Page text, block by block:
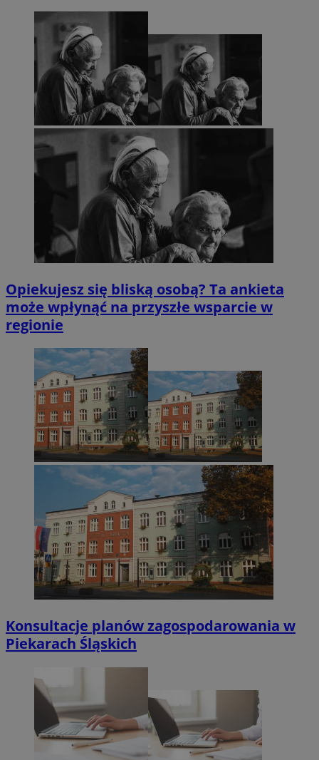
Opiekujesz się bliską osobą? Ta ankieta
może wpłynąć na przyszłe wsparcie w
regionie
Konsultacje planów zagospodarowania w
Piekarach Śląskich